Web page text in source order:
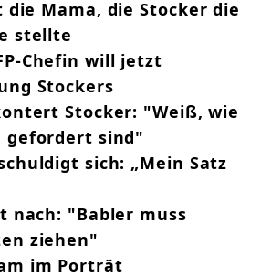
die Mama, die Stocker die
stellte
Chefin will jetzt
Stockers
Stocker: "Weiß, wie
gefordert sind"
sich: „Mein Satz
nach: "Babler muss
ziehen"
im Porträt